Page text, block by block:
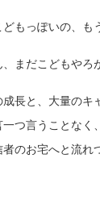
もっぽいの、も
まだこどもやろ
長と、大量のキ
つ言うことなく
のお宅へと流れ